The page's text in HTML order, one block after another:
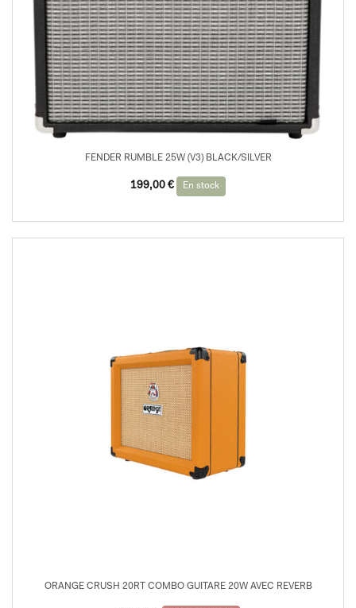
FENDER RUMBLE 25W (V3) BLACK/SILVER
199,00 € En stock
ORANGE CRUSH 20RT COMBO GUITARE 20W AVEC REVERB